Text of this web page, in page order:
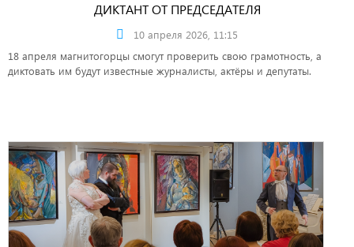
ДИКТАНТ ОТ ПРЕДСЕДАТЕЛЯ
10 апреля 2026, 11:15
18 апреля магнитогорцы смогут проверить свою грамотность, а
диктовать им будут известные журналисты, актёры и депутаты.